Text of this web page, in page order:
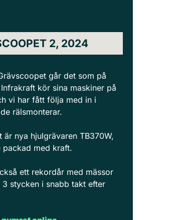
2, 2024
går det som på
kör sina maskiner på
vi har fått följa med in i
rälsmonterar.
är nya hjulgrävaren TB370W,
packad med kraft.
ett rekordår med mässor
stycken i snabb takt efter